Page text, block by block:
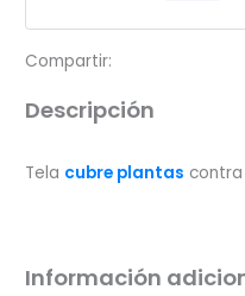
(16gr/m²)
cantidad
Compartir:
Descripción
Tela cubre plantas
Información